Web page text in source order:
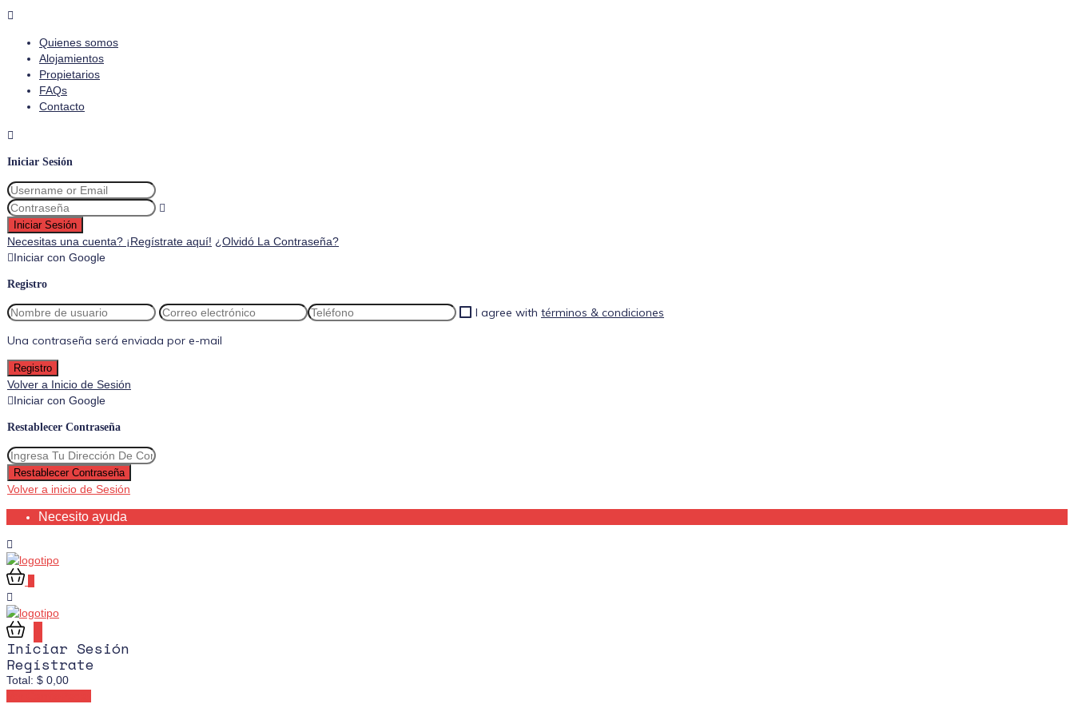
Quienes somos
Alojamientos
Propietarios
FAQs
Contacto
Iniciar Sesión
Iniciar Sesión
Necesitas una cuenta? ¡Regístrate aquí! ¿Olvidó La Contraseña?
Iniciar con Google
Registro
I agree with términos & condiciones
Una contraseña será enviada por e-mail
Registro
Volver a Inicio de Sesión
Iniciar con Google
Restablecer Contraseña
Restablecer Contraseña
Volver a inicio de Sesión
Necesito ayuda
Iniciar Sesión
Regístrate
Total: $ 0,00